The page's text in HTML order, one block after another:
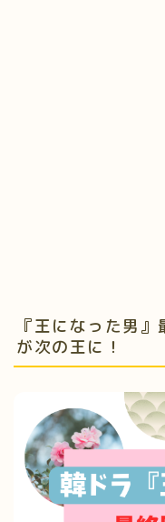
『王になった男
が次の王に！